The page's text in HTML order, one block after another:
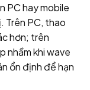
PC hay mobile
Trên PC, thao
hơn; trên
nhầm khi wave
ổn định để hạn